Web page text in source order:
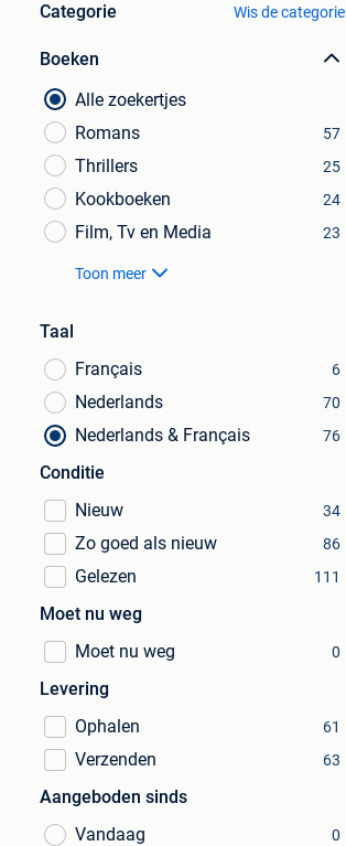
Categorie Wis de categorie
Boeken
Alle zoekertjes
Romans
57
Thrillers 25
Kookboeken 24
Film, Tv en Media 23
Toon meer
Taal
Français
6
Nederlands 70
Nederlands & Français 76
Conditie
Nieuw
34
Zo goed als nieuw 86
Gelezen 111
Moet nu weg
Moet nu weg
0
Levering
Ophalen
61
Verzenden 63
Aangeboden sinds
Vandaag
0